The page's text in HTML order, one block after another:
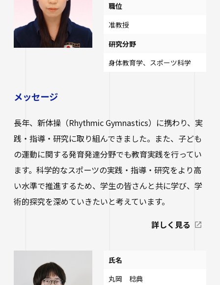
メッセージ
長年、新体操（Rhythmic Gymnastics）に携わり、実
践・指導・研究に取り組んできました。また、子ども
の運動に関する発育発達分野でも教育実践を行ってい
ます。科学的なスポーツの実践・指導・研究をより高
い水準で推進するため、学生の皆さんと共に学び、学
術的探究を深めていきたいと考えています。
詳しく見る
職位
准教授
研究分野
身体教育学、スポーツ科学
氏名
丸岡 稔典